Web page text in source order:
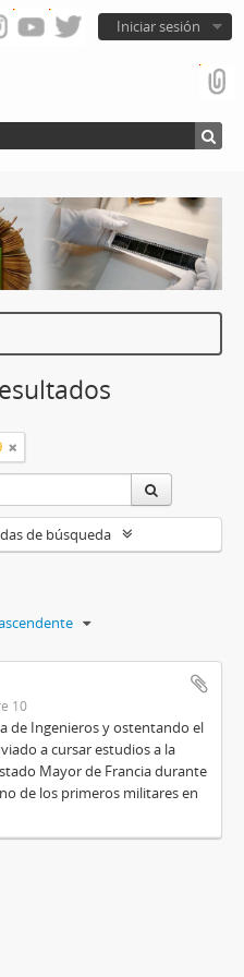
Iniciar sesión
de búsqueda
10
de Ingenieros y ostentando el
a cursar estudios a la
Mayor de Francia durante
de los primeros militares en